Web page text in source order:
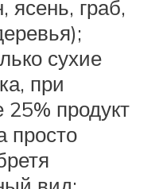
ясень, граб,
сухие
при
продукт
просто